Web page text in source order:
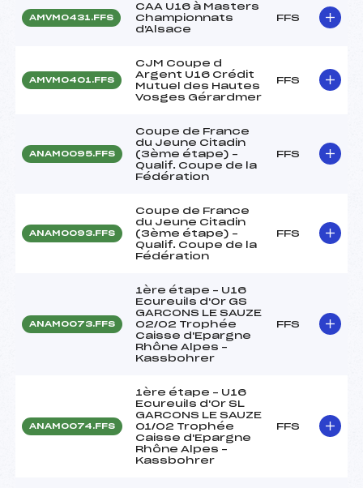
AMVM0431.FFS
CAA U16 à Masters
Championnats
d'Alsace
FFS
AMVM0401.FFS
CJM Coupe d
Argent U16 Crédit
Mutuel des Hautes
Vosges Gérardmer
FFS
ANAM0095.FFS
Coupe de France
du Jeune Citadin
(3ème étape) –
Qualif. Coupe de la
Fédération
FFS
ANAM0093.FFS
Coupe de France
du Jeune Citadin
(3ème étape) –
Qualif. Coupe de la
Fédération
FFS
ANAM0073.FFS
1ère étape – U16
Ecureuils d'Or GS
GARCONS LE SAUZE
02/02 Trophée
Caisse d'Epargne
Rhône Alpes –
Kassbohrer
FFS
ANAM0074.FFS
1ère étape – U16
Ecureuils d'Or SL
GARCONS LE SAUZE
01/02 Trophée
Caisse d'Epargne
Rhône Alpes –
Kassbohrer
FFS